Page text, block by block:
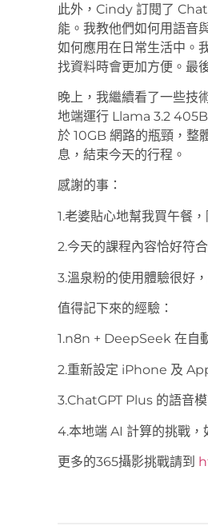
此外，Cindy 訂閱了
能。我教他們如何用語音
如何應用在日常生活中。
找資料時會更加方便。最
晚上，我繼續看了一些技
地端運行 Llama 3.2
於 10GB 網路的瓶頸，整
息，結束今天的行程。
感謝的事：
1.老婆貼心地幫我買午餐
2.今天的課程內容恰好符
3.溫泉粉的使用體驗很好
值得記下來的經驗：
1.n8n + DeepSeek 在自
2.重新設定 iPhone 及
3.ChatGPT Plus 的語音
4.本地端 AI 計算的挑戰
更多的365攝影挑戰請到